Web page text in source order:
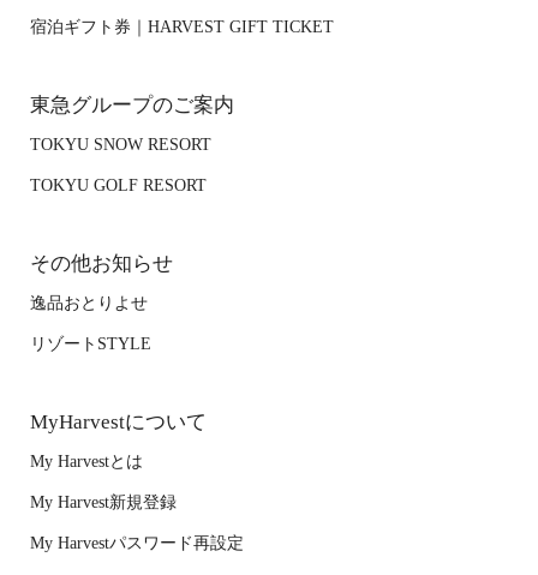
宿泊ギフト券｜HARVEST GIFT TICKET
東急グループのご案内
TOKYU SNOW RESORT
TOKYU GOLF RESORT
その他お知らせ
逸品おとりよせ
リゾートSTYLE
MyHarvestについて
My Harvestとは
My Harvest新規登録
My Harvestパスワード再設定